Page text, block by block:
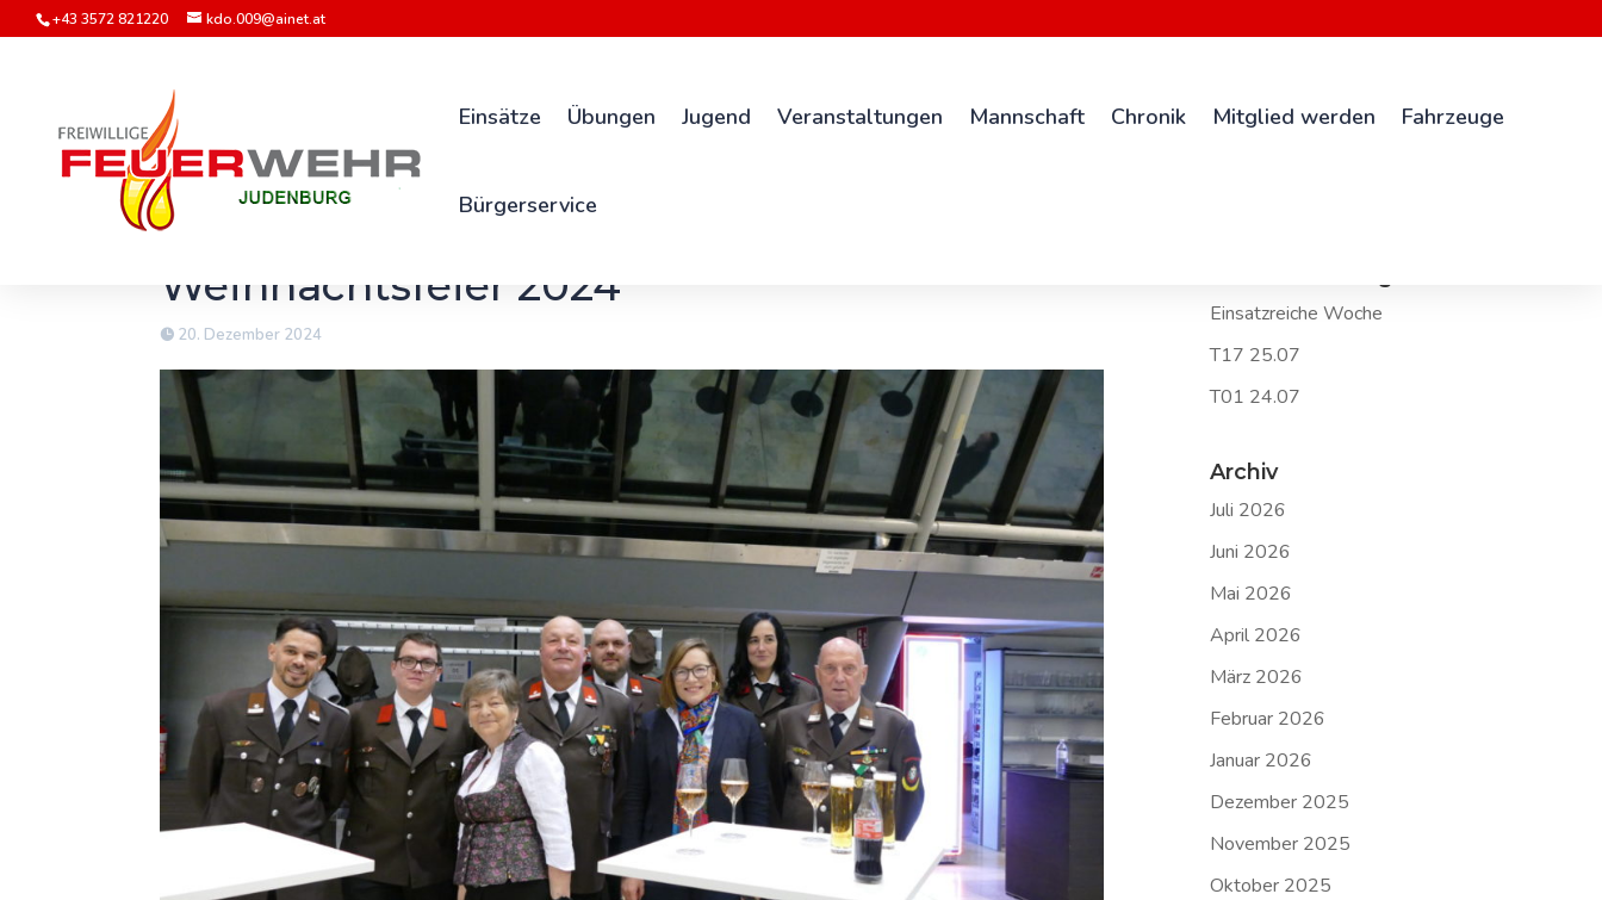
+43 3572 821220 kdo.009@ainet.at
Einsätze Übungen Jugend Veranstaltungen Mannschaft Chronik Mitglied werden Fahrzeuge
Bürgerservice
Weihnachtsfeier 2024
20. Dezember 2024
Einsatzreiche Woche
T17 25.07
T01 24.07
Archiv
Juli 2026
Juni 2026
Mai 2026
April 2026
März 2026
Februar 2026
Januar 2026
Dezember 2025
November 2025
Oktober 2025